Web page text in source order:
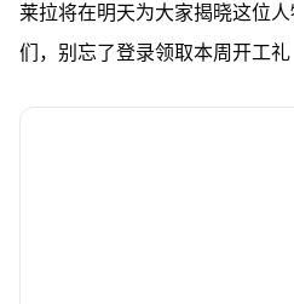
莱拉将在明天为大家揭晓这位
们，别忘了登录领取本周开工